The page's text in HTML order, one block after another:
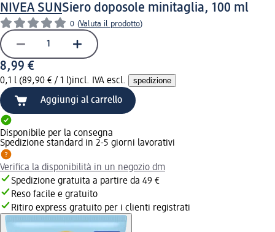
NIVEA SUNSiero doposole minitaglia, 100 ml
0 (Valuta il prodotto)
8,99 €
0,1 l (89,90 € / 1 l)incl. IVA escl. spedizione
Aggiungi al carrello
Disponibile per la consegna
Spedizione standard in 2-5 giorni lavorativi
Verifica la disponibilità in un negozio dm
Spedizione gratuita a partire da 49 €
Reso facile e gratuito
Ritiro express gratuito per i clienti registrati